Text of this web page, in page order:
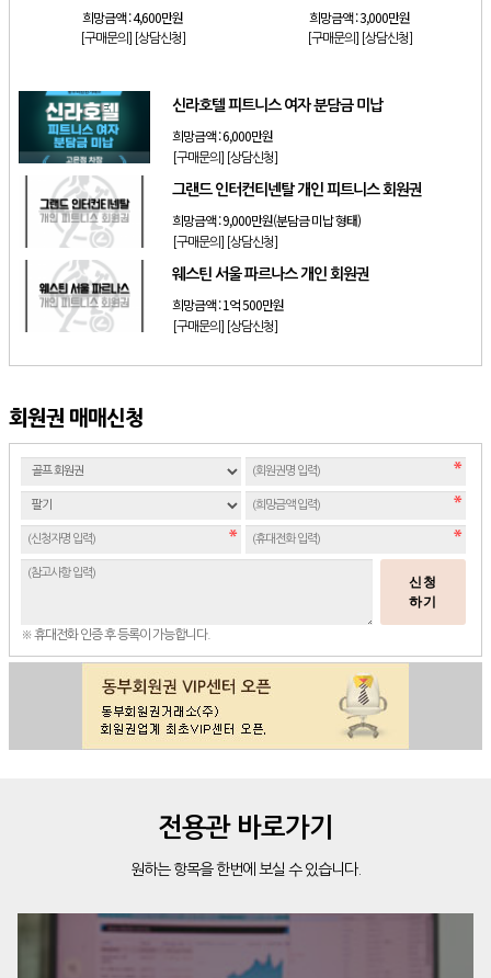
희망금액 :4,600만원
[구매문의] [상담신청]
희망금액 :3,000만원
[구매문의] [상담신청]
신라호텔 피트니스 여자 분담금 미납
희망금액 :6,000만원
[구매문의] [상담신청]
그랜드 인터컨티넨탈 개인 피트니스 회원권
희망금액 :9,000만원(분담금 미납 형태)
[구매문의] [상담신청]
웨스틴 서울 파르나스 개인 회원권
희망금액 :1억 500만원
[구매문의] [상담신청]
회원권 매매신청
신청
하기
※ 휴대전화 인증 후 등록이 가능합니다.
전용관 바로가기
원하는 항목을 한번에 보실 수 있습니다.